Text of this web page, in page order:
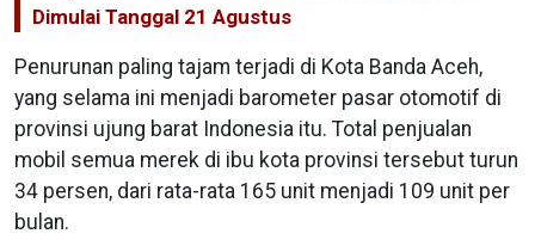
Dimulai Tanggal 21 Agustus
Penurunan paling tajam terjadi di Kota Banda Aceh,
yang selama ini menjadi barometer pasar otomotif di
provinsi ujung barat Indonesia itu. Total penjualan
mobil semua merek di ibu kota provinsi tersebut turun
34 persen, dari rata-rata 165 unit menjadi 109 unit per
bulan.